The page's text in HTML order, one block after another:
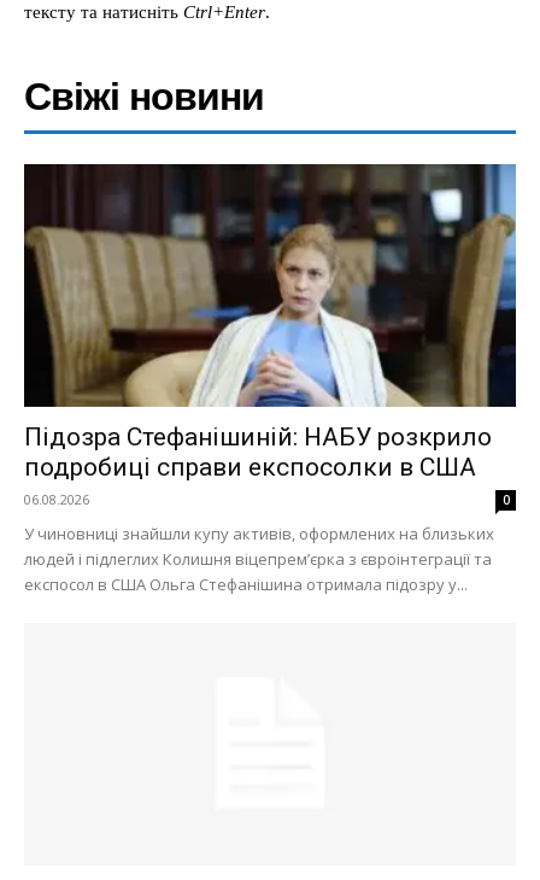
тексту та натисніть Ctrl+Enter.
Свіжі новини
Підозра Стефанішиній: НАБУ розкрило
подробиці справи експосолки в США
06.08.2026 0
У чиновниці знайшли купу активів, оформлених на близьких
людей і підлеглих Колишня віцепремʼєрка з євроінтеграції та
експосол в США Ольга Стефанішина отримала підозру у...